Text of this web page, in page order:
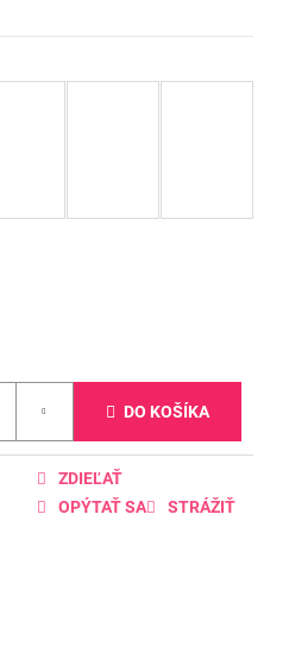
DO KOŠÍKA
OPÝTAŤ SA STRÁŽIŤ
ZDIEĽAŤ